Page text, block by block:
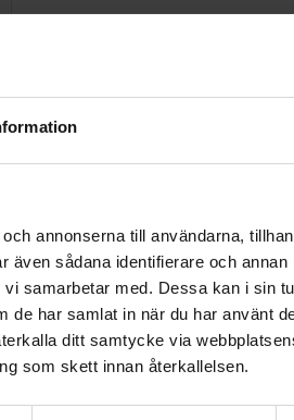
annonserna till användarna,
sådana identifierare och annan
samarbetar med. Dessa kan i sin
de har samlat in när du har använt
ditt samtycke via
som skett innan återkallelsen.